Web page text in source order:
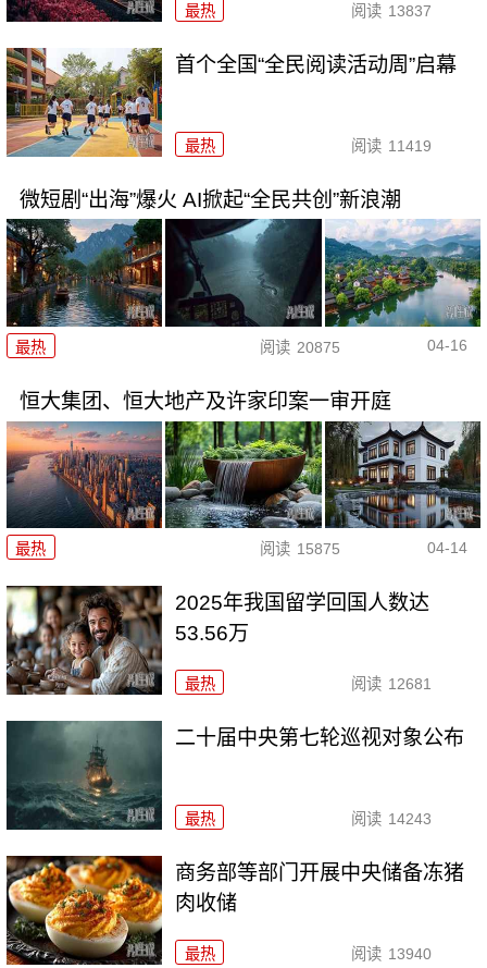
最热 阅读 13837
首个全国“全民阅读活动周”启幕
最热 阅读 11419
微短剧“出海”爆火 AI掀起“全民共创”新浪潮
最热 阅读 20875 04-16
恒大集团、恒大地产及许家印案一审开庭
最热 阅读 15875 04-14
2025年我国留学回国人数达
53.56万
最热 阅读 12681
二十届中央第七轮巡视对象公布
最热 阅读 14243
商务部等部门开展中央储备冻猪
肉收储
最热 阅读 13940